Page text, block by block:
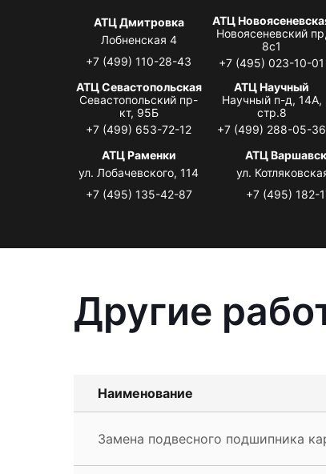
АТЦ Дмитровка
Лобненская 4
+7 (499) 110-28-43
АТЦ
Новоясеневский пр,
8с1
+7 (495) 023-10-01
АТЦ Севастопольская
Севастопольский пр-
кт, 95Б
+7 (499) 653-72-12
АТЦ Научный
Научный п-д, 14А,
стр.8
+7 (499) 288-05-36
АТЦ Раменки
ул. Лобачевского, 114
+7 (495) 135-42-87
АТЦ
ул.
+7 (495) 182-
Другие
Наименование
Замена подвесного подшипника